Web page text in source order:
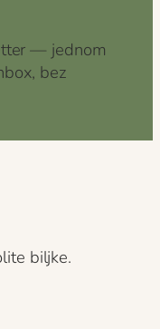
— jednom
bez
biljke.